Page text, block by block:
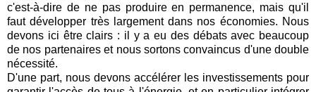
c'est-à-dire de ne pas produire en permanence, mais qu'il
faut développer très largement dans nos économies. Nous
devons ici être clairs : il y a eu des débats avec beaucoup
de nos partenaires et nous sortons convaincus d'une double
nécessité.
D'une part, nous devons accélérer les investissements pour